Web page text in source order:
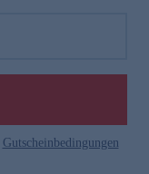
Gutscheinbedingungen